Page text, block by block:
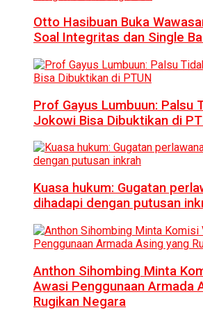
Otto Hasibuan Buka
Soal Integritas dan Single
Prof Gayus Lumbuun: Palsu
Jokowi Bisa Dibuktikan di
Kuasa hukum: Gugatan
dihadapi dengan putusan
Anthon Sihombing Minta
Awasi Penggunaan Armada
Rugikan Negara